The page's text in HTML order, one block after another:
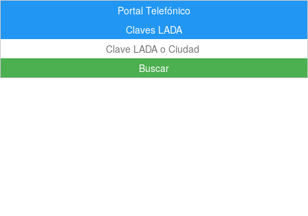
Portal Telefónico
Claves LADA
Buscar